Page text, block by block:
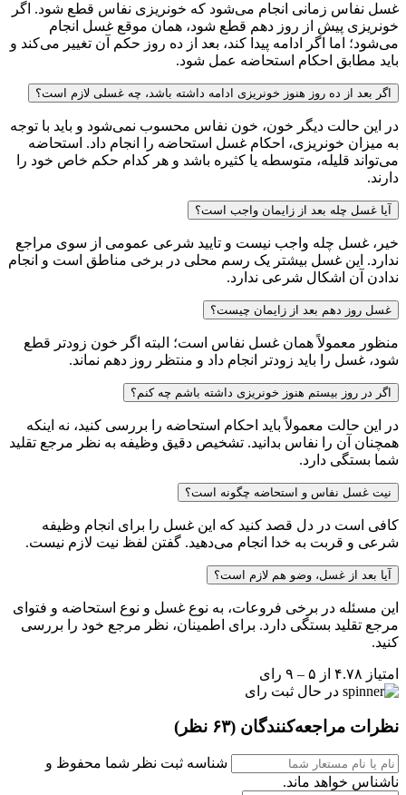
غسل نفاس زمانی انجام می‌شود که خونریزی نفاس قطع شود. اگر
خونریزی پیش از روز دهم قطع شود، همان موقع غسل انجام
می‌شود؛ اما اگر ادامه پیدا کند، بعد از ده روز حکم آن تغییر می‌کند و
باید مطابق احکام استحاضه عمل شود.
اگر بعد از ده روز هنوز خونریزی ادامه داشته باشد، چه غسلی لازم است؟
در این حالت دیگر خون، خون نفاس محسوب نمی‌شود و باید با توجه
به میزان خونریزی، احکام غسل استحاضه را انجام داد. استحاضه
می‌تواند قلیله، متوسطه یا کثیره باشد و هر کدام حکم خاص خود را
دارند.
آیا غسل چله بعد از زایمان واجب است؟
خیر، غسل چله واجب نیست و تایید شرعی عمومی از سوی مراجع
ندارد. این غسل بیشتر یک رسم محلی در برخی مناطق است و انجام
ندادن آن اشکال شرعی ندارد.
غسل روز دهم بعد از زایمان چیست؟
منظور معمولاً همان غسل نفاس است؛ البته اگر خون زودتر قطع
شود، غسل را باید زودتر انجام داد و منتظر روز دهم نماند.
اگر در روز بیستم هنوز خونریزی داشته باشم چه کنم؟
در این حالت معمولاً باید احکام استحاضه را بررسی کنید، نه اینکه
همچنان آن را نفاس بدانید. تشخیص دقیق وظیفه به نظر مرجع تقلید
شما بستگی دارد.
نیت غسل نفاس و استحاضه چگونه است؟
کافی است در دل قصد کنید که این غسل را برای انجام وظیفه
شرعی و قربت به خدا انجام می‌دهید. گفتن لفظ نیت لازم نیست.
آیا بعد از غسل، وضو هم لازم است؟
این مسئله در برخی فروعات، به نوع غسل و نوع استحاضه و فتوای
مرجع تقلید بستگی دارد. برای اطمینان، نظر مرجع خود را بررسی
کنید.
امتیاز ۴.۷۸ از ۵ – ۹ رای
در حال ثبت رای
نظرات مراجعه‌کنندگان (۶۳ نظر)
شناسه ثبت نظر شما محفوظ و
ناشناس خواهد ماند.